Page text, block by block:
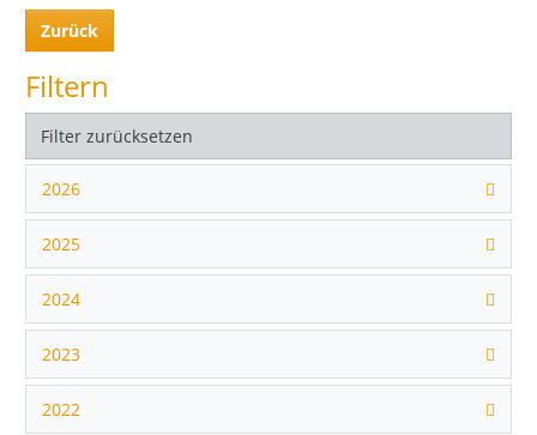
Zurück
Filtern
Filter zurücksetzen
2026
2025
2024
2023
2022